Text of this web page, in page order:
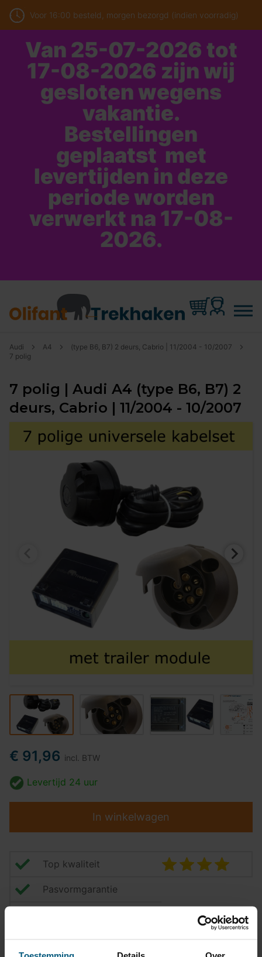
Toestemming Details Over
Voor 16:00 besteld, morgen bezorgd (indien voorradig)
Van 25-07-2026 tot
17-08-2026 zijn wij
gesloten wegens
vakantie.
Bestellingen
geplaatst met
levertijden in deze
periode worden
verwerkt na 17-08-
2026.
Audi A4
(type B6, B7) 2 deurs, Cabrio | 11/2004 - 10/2007
7 polig
7 polig | Audi A4 (type B6, B7) 2
deurs, Cabrio | 11/2004 - 10/2007
€ 91,96 incl. BTW
Levertijd 24 uur
In winkelwagen
Top kwaliteit
Pasvormgarantie